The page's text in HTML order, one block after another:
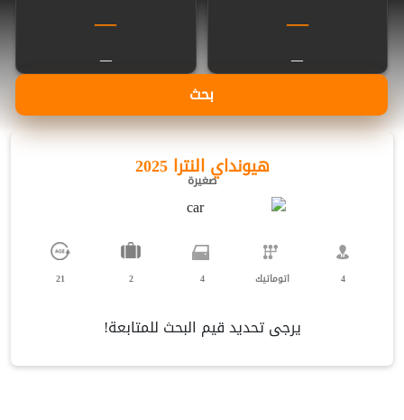
—
—
—
—
بحث
هيونداي النترا 2025
صغيرة
4 اتوماتيك 4
2
21
يرجى تحديد قيم البحث للمتابعة!